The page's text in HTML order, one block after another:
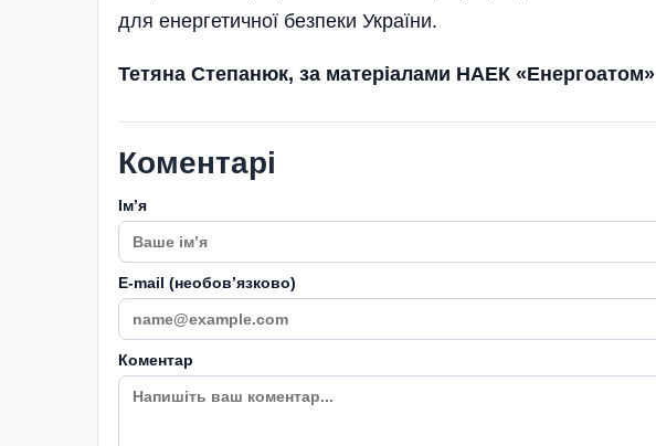
для енергетичної безпеки України.
Тетяна Степанюк, за матеріалами НАЕК «Енергоатом»
Коментарі
Імʼя
E-mail (необовʼязково)
Коментар